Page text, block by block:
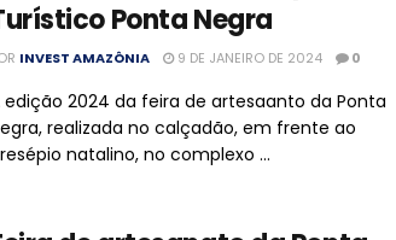
Ponta Negra
INVEST AMAZÔNIA 9 DE JANEIRO DE 2024 0
edição 2024 da feira de artesaanto da Ponta
realizada no calçadão, em frente ao
natalino, no complexo ...